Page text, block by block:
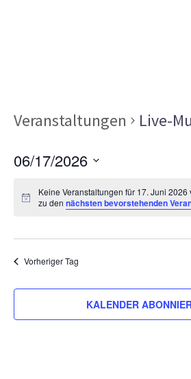
Veranstaltungen Live-
06/17/2026
wählen.
Keine Veranstaltungen für 17. Juni
zu den nächsten bevorstehenden
Vorheriger Tag
KALENDER